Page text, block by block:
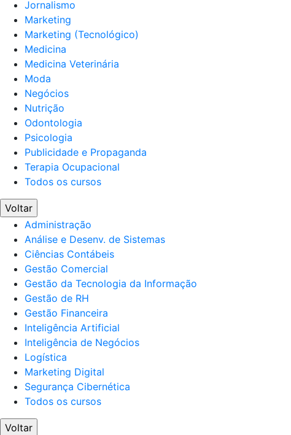
Jornalismo
Marketing
Marketing (Tecnológico)
Medicina
Medicina Veterinária
Moda
Negócios
Nutrição
Odontologia
Psicologia
Publicidade e Propaganda
Terapia Ocupacional
Todos os cursos
Voltar
Administração
Análise e Desenv. de Sistemas
Ciências Contábeis
Gestão Comercial
Gestão da Tecnologia da Informação
Gestão de RH
Gestão Financeira
Inteligência Artificial
Inteligência de Negócios
Logística
Marketing Digital
Segurança Cibernética
Todos os cursos
Voltar